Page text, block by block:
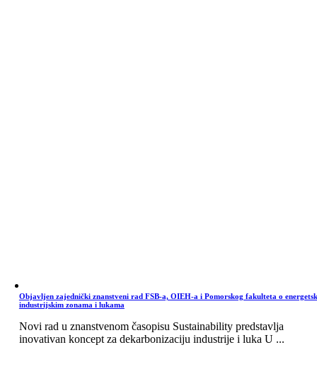
Objavljen zajednički znanstveni rad FSB-a, OIEH-a i Pomorskog fakulteta o
industrijskim zonama i lukama
Novi rad u znanstvenom časopisu Sustainability predstavlja
inovativan koncept za dekarbonizaciju industrije i luka U ...